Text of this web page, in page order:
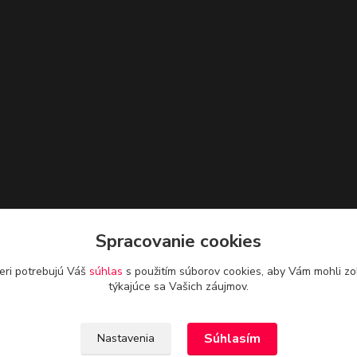
Spracovanie cookies
potrebujú Váš súhlas s použitím súborov cookies, aby Vám mohli
týkajúce sa Vašich záujmov.
Nastavenia Súhlasím